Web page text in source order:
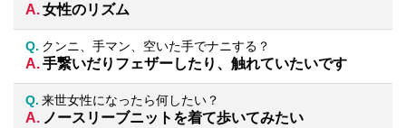
女性のリズム
クンニ、手マン、空いた手でナニする？
手繋いだりフェザーしたり、触れていたいです
来世女性になったら何したい？
ノースリーブニットを着て歩いてみたい